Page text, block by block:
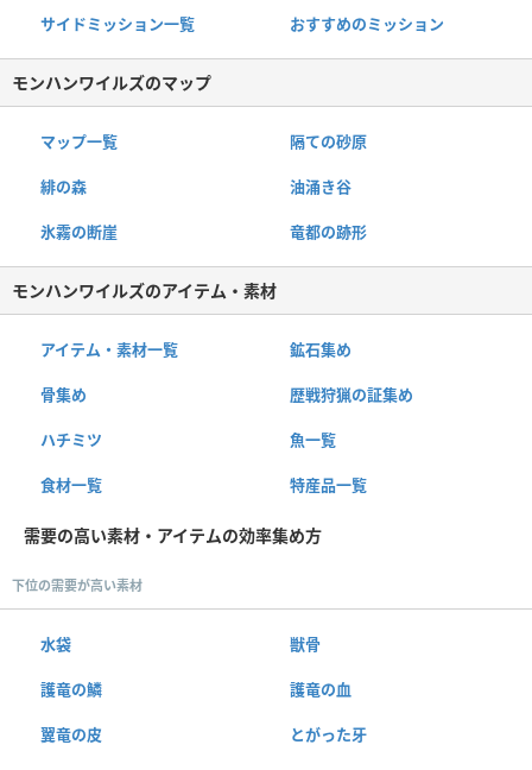
サイドミッション一覧 おすすめのミッション
モンハンワイルズのマップ
マップ一覧 隔ての砂原
緋の森 油涌き谷
氷霧の断崖 竜都の跡形
モンハンワイルズのアイテム・素材
アイテム・素材一覧 鉱石集め
骨集め 歴戦狩猟の証集め
ハチミツ 魚一覧
食材一覧 特産品一覧
需要の高い素材・アイテムの効率集め方
下位の需要が高い素材
水袋 獣骨
護竜の鱗 護竜の血
翼竜の皮 とがった牙